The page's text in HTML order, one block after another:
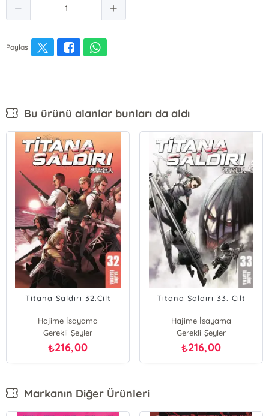
Paylaş
Bu ürünü alanlar bunları da aldı
Titana Saldırı 32.Cilt
Hajime İsayama
Gerekli Şeyler
₺216,00
Titana Saldırı 33. Cilt
Hajime İsayama
Gerekli Şeyler
₺216,00
Markanın Diğer Ürünleri